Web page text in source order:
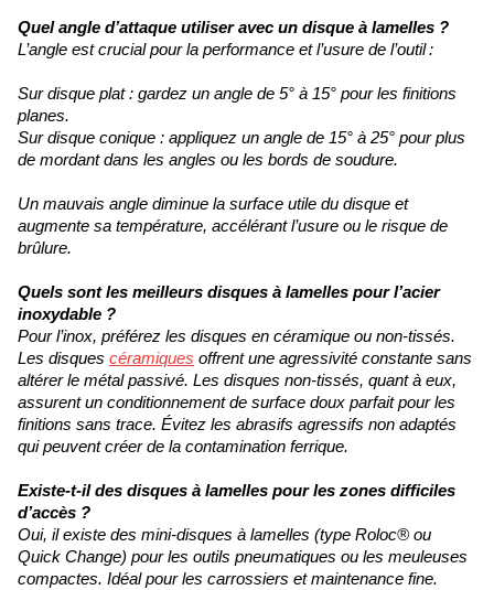
Quel angle d’attaque utiliser avec un disque à lamelles ?
L’angle est crucial pour la performance et l’usure de l’outil :
Sur disque plat : gardez un angle de 5° à 15° pour les finitions
planes.
Sur disque conique : appliquez un angle de 15° à 25° pour plus
de mordant dans les angles ou les bords de soudure.
Un mauvais angle diminue la surface utile du disque et
augmente sa température, accélérant l’usure ou le risque de
brûlure.
Quels sont les meilleurs disques à lamelles pour l’acier
inoxydable ?
Pour l’inox, préférez les disques en céramique ou non-tissés.
Les disques céramiques offrent une agressivité constante sans
altérer le métal passivé. Les disques non-tissés, quant à eux,
assurent un conditionnement de surface doux parfait pour les
finitions sans trace. Évitez les abrasifs agressifs non adaptés
qui peuvent créer de la contamination ferrique.
Existe-t-il des disques à lamelles pour les zones difficiles
d’accès ?
Oui, il existe des mini-disques à lamelles (type Roloc® ou
Quick Change) pour les outils pneumatiques ou les meuleuses
compactes. Idéal pour les carrossiers et maintenance fine.